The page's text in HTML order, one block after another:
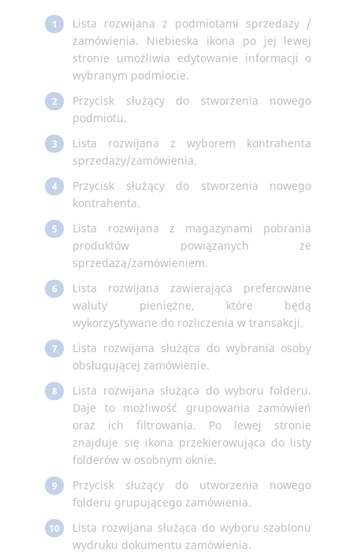
1
Lista rozwijana z podmiotami sprzedazy /
zamówienia. Niebieska ikona po jej lewej
stronie umożliwia edytowanie informacji o
wybranym podmiocie.
2
Przycisk służący do stworzenia nowego
podmiotu.
3
Lista rozwijana z wyborem kontrahenta
sprzedaży/zamówienia.
4
Przycisk służący do stworzenia nowego
kontrahenta.
5
Lista rozwijana z magazynami pobrania
produktów powiązanych ze
sprzedażą/zamówieniem.
6
Lista rozwijana zawierająca preferowane
waluty pieniężne, które będą
wykorzystywane do rozliczenia w transakcji.
7
Lista rozwijana służąca do wybrania osoby
obsługującej zamówienie.
8
Lista rozwijana służąca do wyboru folderu.
Daje to możliwość grupowania zamówień
oraz ich filtrowania. Po lewej stronie
znajduje się ikona przekierowująca do listy
folderów w osobnym oknie.
9
Przycisk służący do utworzenia nowego
folderu grupującego zamówienia.
10
Lista rozwijana służąca do wyboru szablonu
wydruku dokumentu zamówienia.